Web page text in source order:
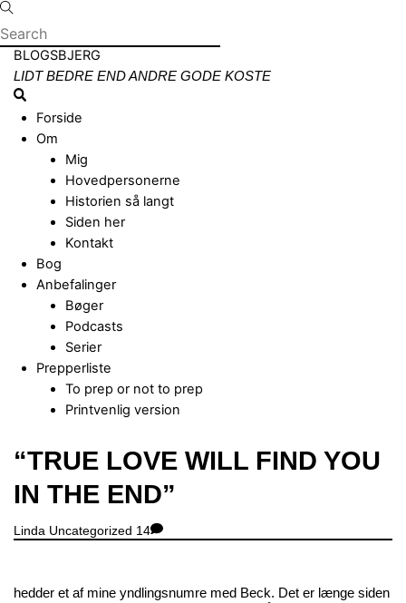
Skip
to
content
Menu
BLOGSBJERG
LIDT BEDRE END ANDRE GODE KOSTE
Search
Forside
Om
Mig
Hovedpersonerne
Historien så langt
Siden her
Kontakt
Bog
Anbefalinger
Bøger
Podcasts
Serier
Prepperliste
To prep or not to prep
Printvenlig version
Close
Menu
“TRUE LOVE WILL FIND YOU
IN THE END”
Linda Uncategorized 14
hedder et af mine yndlingsnumre med Beck. Det er længe siden